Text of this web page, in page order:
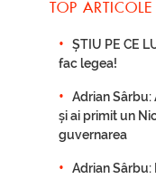
TOP ARTICOLE
ȘTIU PE CE
fac legea!
Adrian
și ai primit un
guvernarea
Adrian